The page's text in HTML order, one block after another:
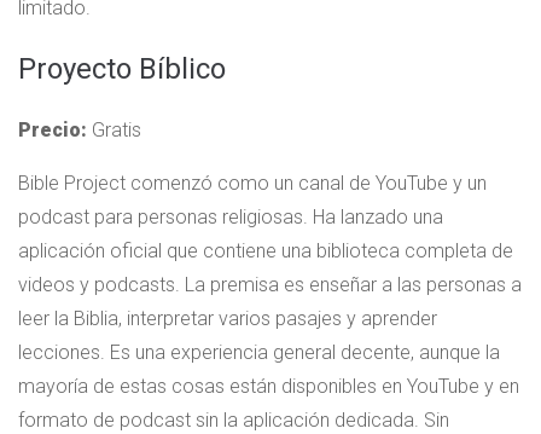
limitado.
Proyecto Bíblico
Precio: Gratis
Bible Project comenzó como un canal de YouTube y un
podcast para personas religiosas. Ha lanzado una
aplicación oficial que contiene una biblioteca completa de
videos y podcasts. La premisa es enseñar a las personas a
leer la Biblia, interpretar varios pasajes y aprender
lecciones. Es una experiencia general decente, aunque la
mayoría de estas cosas están disponibles en YouTube y en
formato de podcast sin la aplicación dedicada. Sin